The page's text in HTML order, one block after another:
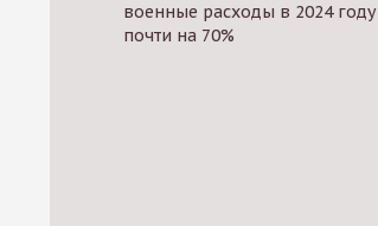
военные расходы в 2024 году
почти на 70%